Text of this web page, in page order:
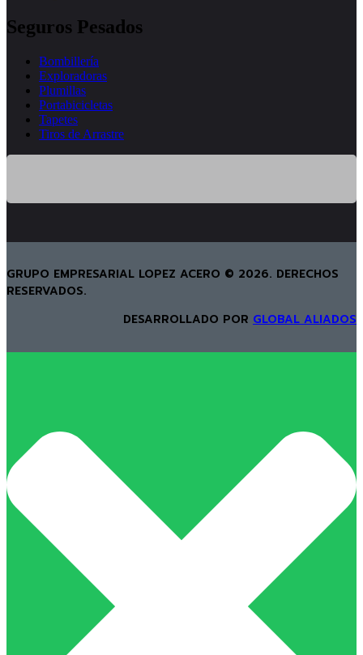
Seguros Pesados
Bombillería
Exploradoras
Plumillas
Portabicicletas
Tapetes
Tiros de Arrastre
GRUPO EMPRESARIAL LOPEZ ACERO © 2026. DERECHOS
RESERVADOS.
DESARROLLADO POR GLOBAL ALIADOS